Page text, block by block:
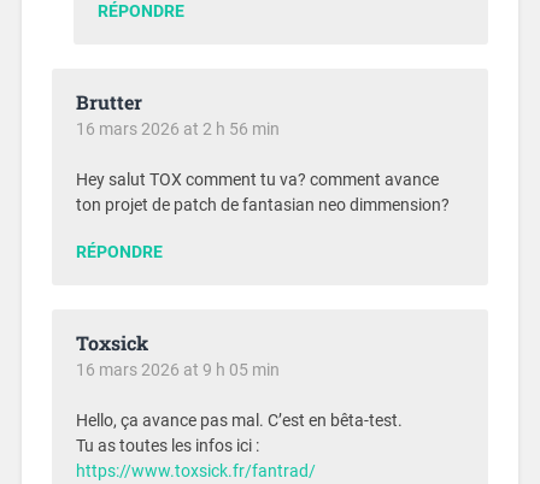
RÉPONDRE
Brutter
16 mars 2026 at 2 h 56 min
Hey salut TOX comment tu va? comment avance
ton projet de patch de fantasian neo dimmension?
RÉPONDRE
Toxsick
16 mars 2026 at 9 h 05 min
Hello, ça avance pas mal. C’est en bêta-test.
Tu as toutes les infos ici :
https://www.toxsick.fr/fantrad/